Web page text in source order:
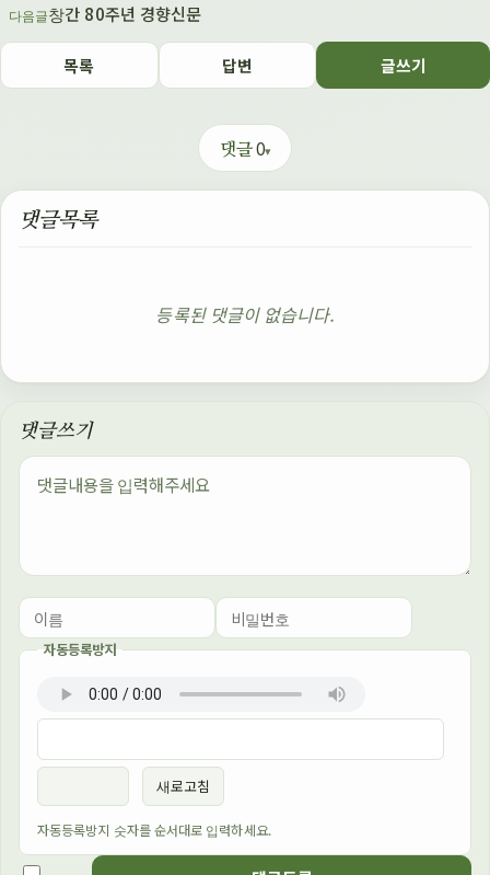
다음글창간 80주년 경향신문
목록 답변 글쓰기
댓글0
댓글목록
등록된 댓글이 없습니다.
댓글쓰기
내용
자동등록방지
새로고침
자동등록방지 숫자를 순서대로 입력하세요.